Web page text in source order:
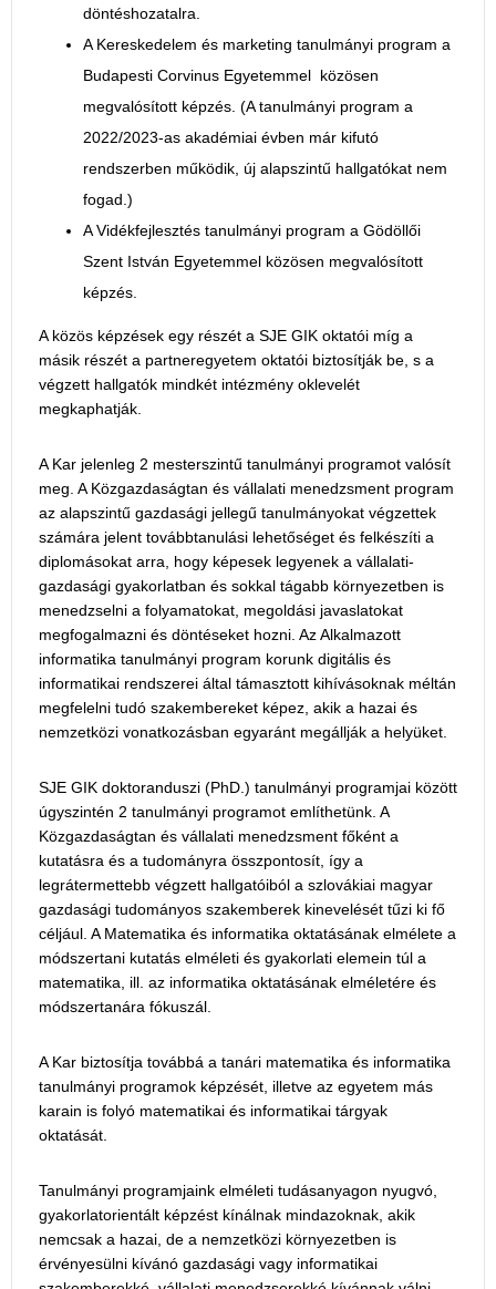
döntéshozatalra.
A Kereskedelem és marketing tanulmányi program a
Budapesti Corvinus Egyetemmel közösen
megvalósított képzés. (A tanulmányi program a
2022/2023-as akadémiai évben már kifutó
rendszerben működik, új alapszintű hallgatókat nem
fogad.)
A Vidékfejlesztés tanulmányi program a Gödöllői
Szent István Egyetemmel közösen megvalósított
képzés.
A közös képzések egy részét a SJE GIK oktatói míg a
másik részét a partneregyetem oktatói biztosítják be, s a
végzett hallgatók mindkét intézmény oklevelét
megkaphatják.
A Kar jelenleg 2 mesterszintű tanulmányi programot valósít
meg. A Közgazdaságtan és vállalati menedzsment program
az alapszintű gazdasági jellegű tanulmányokat végzettek
számára jelent továbbtanulási lehetőséget és felkészíti a
diplomásokat arra, hogy képesek legyenek a vállalati-
gazdasági gyakorlatban és sokkal tágabb környezetben is
menedzselni a folyamatokat, megoldási javaslatokat
megfogalmazni és döntéseket hozni. Az Alkalmazott
informatika tanulmányi program korunk digitális és
informatikai rendszerei által támasztott kihívásoknak méltán
megfelelni tudó szakembereket képez, akik a hazai és
nemzetközi vonatkozásban egyaránt megállják a helyüket.
SJE GIK doktoranduszi (PhD.) tanulmányi programjai között
úgyszintén 2 tanulmányi programot említhetünk. A
Közgazdaságtan és vállalati menedzsment főként a
kutatásra és a tudományra összpontosít, így a
legrátermettebb végzett hallgatóiból a szlovákiai magyar
gazdasági tudományos szakemberek kinevelését tűzi ki fő
céljául. A Matematika és informatika oktatásának elmélete a
módszertani kutatás elméleti és gyakorlati elemein túl a
matematika, ill. az informatika oktatásának elméletére és
módszertanára fókuszál.
A Kar biztosítja továbbá a tanári matematika és informatika
tanulmányi programok képzését, illetve az egyetem más
karain is folyó matematikai és informatikai tárgyak
oktatását.
Tanulmányi programjaink elméleti tudásanyagon nyugvó,
gyakorlatorientált képzést kínálnak mindazoknak, akik
nemcsak a hazai, de a nemzetközi környezetben is
érvényesülni kívánó gazdasági vagy informatikai